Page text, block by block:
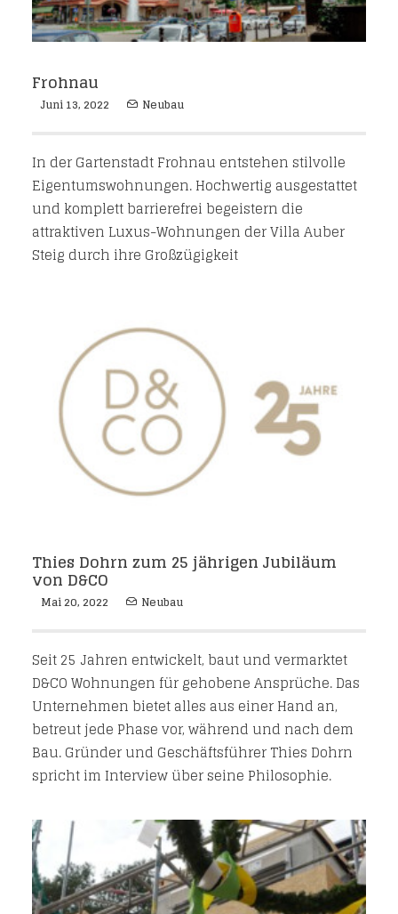
Frohnau
Juni 13, 2022 Neubau
In der Gartenstadt Frohnau entstehen stilvolle
Eigentumswohnungen. Hochwertig ausgestattet
und komplett barrierefrei begeistern die
attraktiven Luxus-Wohnungen der Villa Auber
Steig durch ihre Großzügigkeit
Thies Dohrn zum 25 jährigen Jubiläum
von D&CO
Mai 20, 2022 Neubau
Seit 25 Jahren entwickelt, baut und vermarktet
D&CO Wohnungen für gehobene Ansprüche. Das
Unternehmen bietet alles aus einer Hand an,
betreut jede Phase vor, während und nach dem
Bau. Gründer und Geschäftsführer Thies Dohrn
spricht im Interview über seine Philosophie.